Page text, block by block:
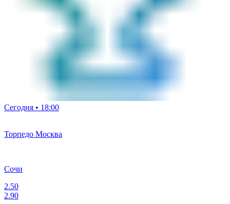
Сегодня • 18:00
Торпедо Москва
Сочи
2.50
2.90